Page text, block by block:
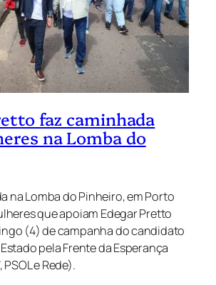
faz caminhada
na Lomba do
na Lomba do Pinheiro, em Porto
que apoiam Edegar Pretto
(4) de campanha do candidato
pela Frente da Esperança
PSOL e Rede).